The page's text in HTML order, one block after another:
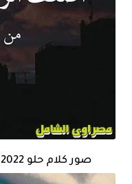
صور كلام حلو 2022 كلام جميل ومعبر مع الصور